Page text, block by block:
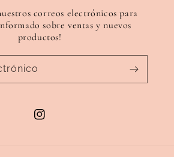
correos electrónicos para
sobre ventas y nuevos
productos!
Instagram